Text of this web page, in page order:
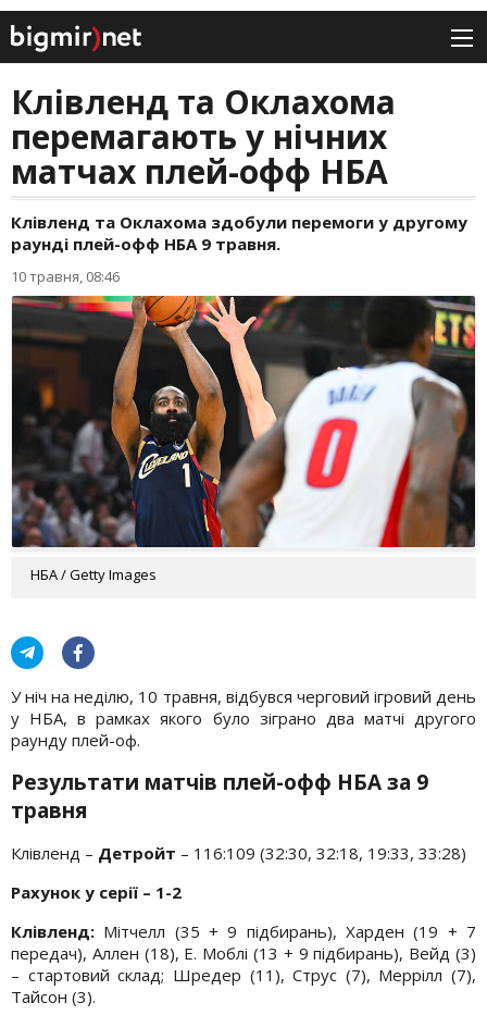
Клівленд та Оклахома
перемагають у нічних
матчах плей-офф НБА
Клівленд та Оклахома здобули перемоги у другому
раунді плей-офф НБА 9 травня.
10 травня, 08:46
НБА / Getty Images
У ніч на неділю, 10 травня, відбувся черговий ігровий день
у НБА, в рамках якого було зіграно два матчі другого
раунду плей-оф.
Результати матчів плей-офф НБА за 9
травня
Клівленд – Детройт – 116:109 (32:30, 32:18, 19:33, 33:28)
Рахунок у серії – 1-2
Клівленд: Мітчелл (35 + 9 підбирань), Харден (19 + 7
передач), Аллен (18), Е. Моблі (13 + 9 підбирань), Вейд (3)
– стартовий склад; Шредер (11), Струс (7), Меррілл (7),
Тайсон (3).